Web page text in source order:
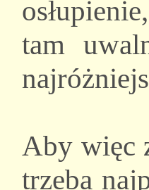
tam
Aby więc
trzeba